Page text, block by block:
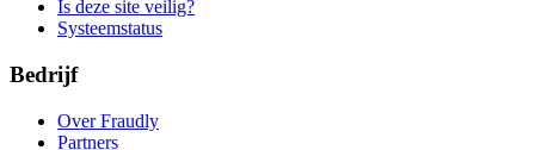
Is deze site veilig?
Systeemstatus
Bedrijf
Over Fraudly
Partners